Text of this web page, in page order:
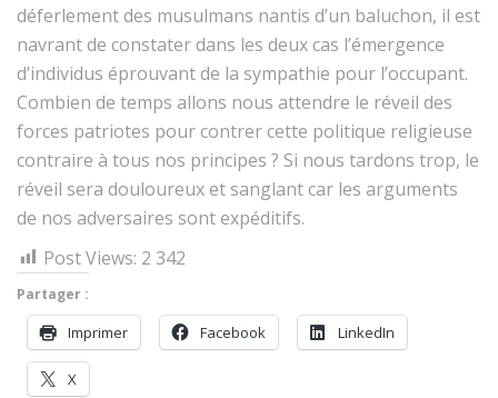
défer­lement des musul­mans nan­tis d’un balu­chon, il est
navrant de con­stater dans les deux cas l’émer­gence
d’in­di­vidus éprou­vant de la sym­pa­thie pour l’occupant.
Com­bi­en de temps allons nous atten­dre le réveil des
forces patri­otes pour con­tr­er cette poli­tique religieuse
con­traire à tous nos principes ? Si nous tar­dons trop, le
réveil sera douloureux et sanglant car les argu­ments
de nos adver­saires sont expéditifs.
Post Views: 2 342
Partager :
Imprimer Face­book LinkedIn
X